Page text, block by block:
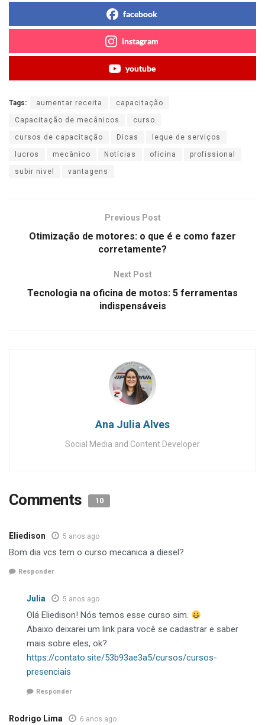
facebook
instagram
youtube
Tags: aumentar receita capacitação
Capacitação de mecânicos curso
cursos de capacitação Dicas leque de serviços
lucros mecânico Notícias oficina profissional
subir nivel vantagens
Previous Post
Otimização de motores: o que é e como fazer
corretamente?
Next Post
Tecnologia na oficina de motos: 5 ferramentas
indispensáveis
Ana Julia Alves
Social Media and Content Developer
Comments 10
Eliedison 5 anos ago
Bom dia vcs tem o curso mecanica a diesel?
Responder
Julia 5 anos ago
Olá Eliedison! Nós temos esse curso sim.
Abaixo deixarei um link para você se cadastrar e saber
mais sobre eles, ok?
https://contato.site/53b93ae3a5/cursos/cursos-
presenciais
Responder
Rodrigo Lima 6 anos ago